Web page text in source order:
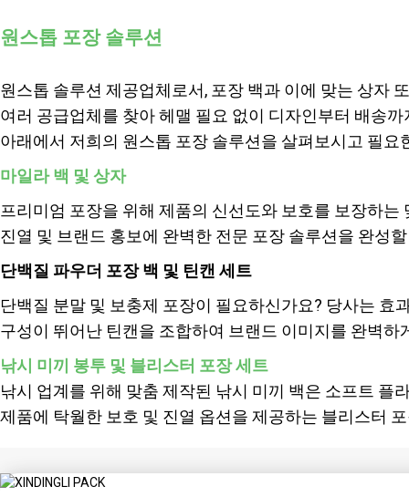
원스톱 포장 솔루션
원스톱 솔루션 제공업체로서, 포장 백과 이에 맞는 상자
여러 공급업체를 찾아 헤맬 필요 없이 디자인부터 배송
아래에서 저희의 원스톱 포장 솔루션을 살펴보시고 필
마일라 백 및 상자
프리미엄 포장을 위해 제품의 신선도와 보호를 보장하
진열 및 브랜드 홍보에 완벽한 전문 포장 솔루션을 완성
단백질 파우더 포장 백 및 틴캔 세트
단백질 분말 및 보충제 포장이 필요하신가요? 당사는 효
구성이 뛰어난 틴캔을 조합하여 브랜드 이미지를 완벽
낚시 미끼 봉투 및 블리스터 포장 세트
낚시 업계를 위해 맞춤 제작된 낚시 미끼 백은 소프트 플
제품에 탁월한 보호 및 진열 옵션을 제공하는 블리스터